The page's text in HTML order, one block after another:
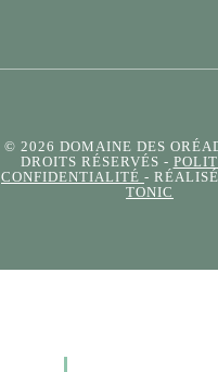
© 2026 DOMAINE DES
DROITS RÉSERVÉS -
CONFIDENTIALITÉ -
TONIC